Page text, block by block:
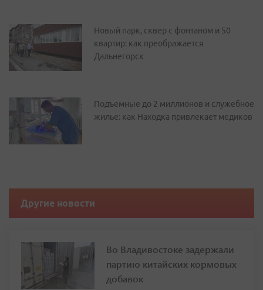
Новый парк, сквер с фонтаном и 50
квартир: как преображается
Дальнегорск
Подъемные до 2 миллионов и служебное
жилье: как Находка привлекает медиков
Другие новости
Во Владивостоке задержали
партию китайских кормовых
добавок